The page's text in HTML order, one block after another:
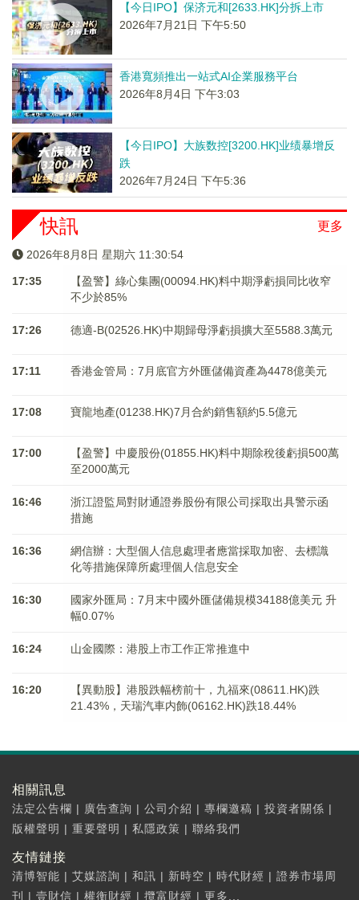
【今日IPO】保济元和[2633.HK]分拆上市
2026年7月21日 下午5:50
香港寬頻推出一站式AI企業服務平台
2026年8月4日 下午3:03
【今日IPO】大族数控[3200.HK]业绩暴增反
跌
2026年7月24日 下午5:36
更多
快訊
2026年8月8日 星期六 11:30:54
17:35
【盈警】綠心集團(00094.HK)料中期淨虧損同比收窄
不少於85%
17:26 德適-B(02526.HK)中期歸母淨虧損擴大至5588.3萬元
17:11 香港金管局：7月底官方外匯儲備資產為4478億美元
17:08 寶龍地產(01238.HK)7月合約銷售額約5.5億元
17:00
【盈警】中慶股份(01855.HK)料中期除稅後虧損500萬
至2000萬元
16:46
浙江證監局對財通證券股份有限公司採取出具警示函
措施
16:36
網信辦：大型個人信息處理者應當採取加密、去標識
化等措施保障所處理個人信息安全
16:30
國家外匯局：7月末中國外匯儲備規模34188億美元 升
幅0.07%
16:24 山金國際：港股上市工作正常推進中
16:20
【異動股】港股跌幅榜前十，九福來(08611.HK)跌
21.43%，天瑞汽車内飾(06162.HK)跌18.44%
相關訊息
法定公告欄 | 廣告查詢 | 公司介紹 | 專欄邀稿 | 投資者關係 |
版權聲明 | 重要聲明 | 私隱政策 | 聯絡我們
友情鏈接
清博智能 | 艾媒諮詢 | 和訊 | 新時空 | 時代財經 | 證券市場周
刊
| 壹財信 | 權衡財經 | 攬富財經 | 更多...